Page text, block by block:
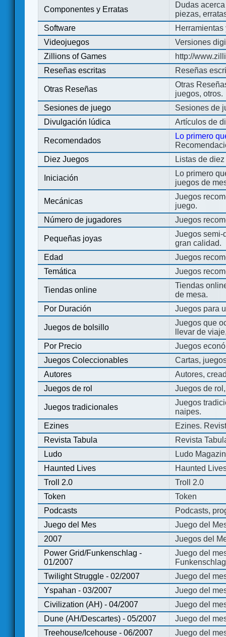
Componentes y Erratas
Dudas
piezas,
Software
Videojuegos
Versiones
Zillions of Games
http://
Reseñas escritas
Reseñas
Otras Reseñas
Otras
juegos, otros.
Sesiones de juego
Sesiones de
Divulgación lúdica
Artículos de
Recomendados
Lo primero
Diez Juegos
Listas de
Iniciación
Lo primero
juegos de
Mecánicas
Juegos
juego.
Número de jugadores
Juegos
Pequeñas joyas
Juegos semi-
gran calidad.
Edad
Juegos
Temática
Juegos
Tiendas online
Tiendas
de mesa.
Por Duración
Juegos para
Juegos de bolsillo
Juegos que
llevar de
Por Precio
Juegos
Juegos Coleccionables
Cartas,
Autores
Autores,
Juegos de rol
Juegos de
Juegos tradicionales
Juegos
naipes.
Ezines
Ezines.
Revista Tabula
Revista
Ludo
Ludo
Haunted Lives
Haunted
Troll 2.0
Troll 2.0
Token
Token
Podcasts
Podcasts,
Juego del Mes
Juego del
2007
Juegos del
Power Grid/Funkenschlag -
01/2007
Juego del
Twilight Struggle - 02/2007
Juego del
Yspahan - 03/2007
Juego del
Civilization (AH) - 04/2007
Juego del
Dune (AH/Descartes) - 05/2007
Juego del
Treehouse/Icehouse - 06/2007
Juego del